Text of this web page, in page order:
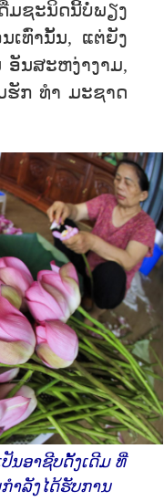
ມຊະນິດນີ້ບໍ່ພຽງ
ເທົ່ານັ້ນ, ແຕ່ຍັງ
ນສະຫງ່າງາມ,
ຮັກ ທຳ ມະຊາດ
ນອາຊີບດັ້ງເດີມ ທີ່
ຳລັງໄດ້ຮັບການ